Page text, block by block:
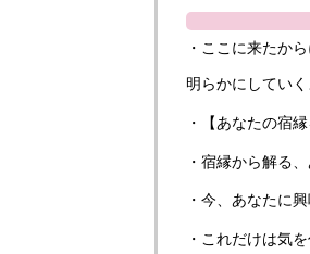
・ここに来たか
明らかにしていく
・【あなたの宿
・宿縁から解る
・今、あなたに
・これだけは気